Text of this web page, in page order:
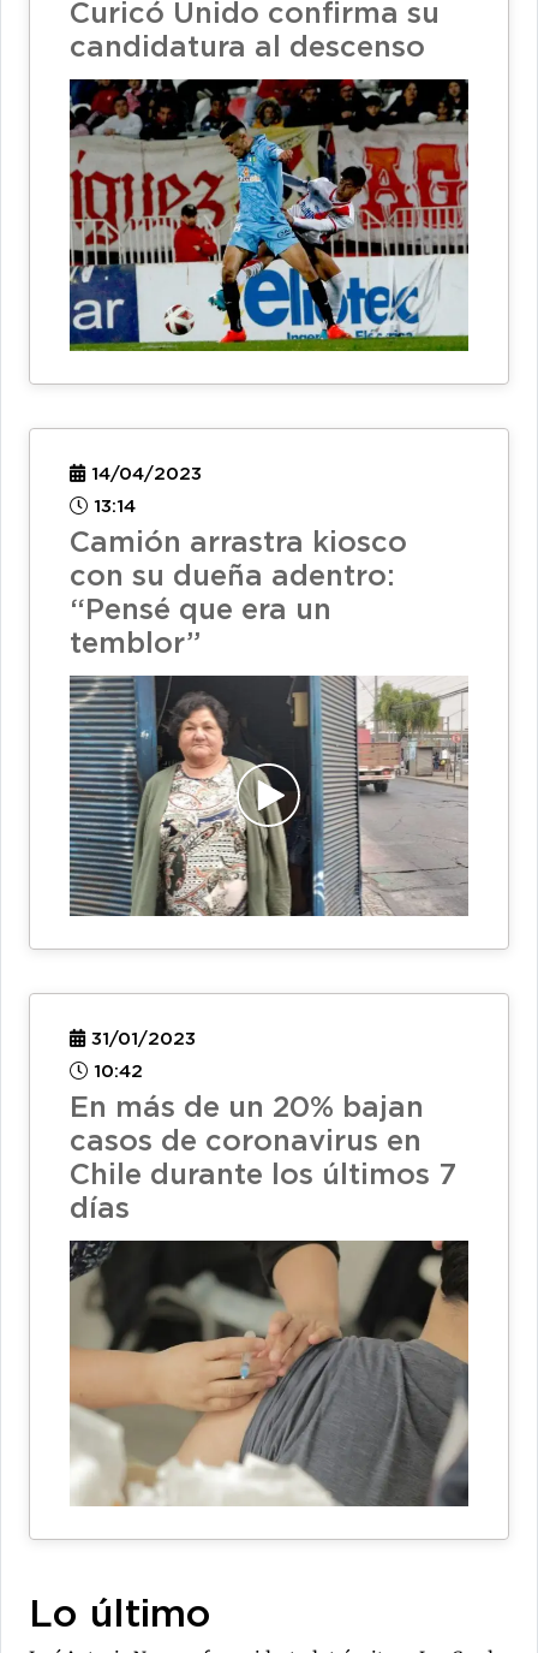
Curicó Unido confirma su
candidatura al descenso
14/04/2023
13:14
Camión arrastra kiosco
con su dueña adentro:
“Pensé que era un
temblor”
31/01/2023
10:42
En más de un 20% bajan
casos de coronavirus en
Chile durante los últimos 7
días
Lo último